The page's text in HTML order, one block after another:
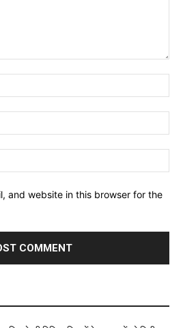
and website in this browser for the